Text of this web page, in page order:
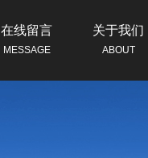
在线留言
MESSAGE
关于我们
ABOUT